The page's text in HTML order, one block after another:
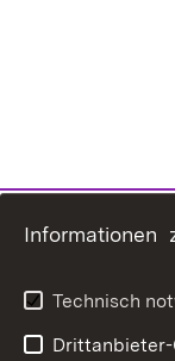
Informationen
Technisch